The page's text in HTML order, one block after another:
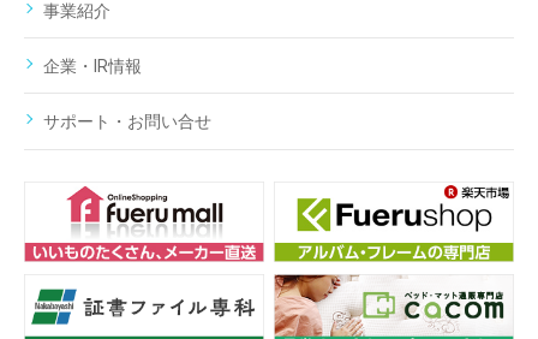
事業紹介
企業・IR情報
サポート・お問い合せ